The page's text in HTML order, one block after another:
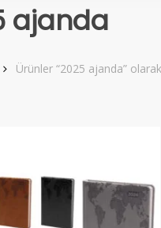
ajanda
Ürünler “2025 ajanda”